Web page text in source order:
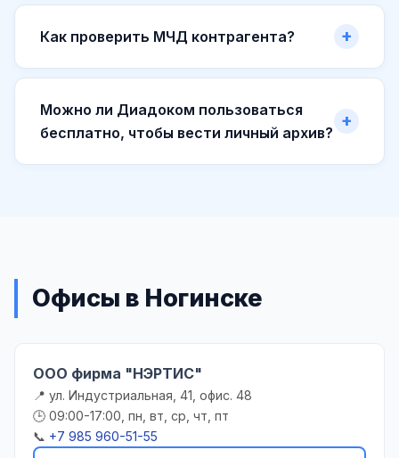
Как проверить МЧД контрагента?
Можно ли Диадоком пользоваться
бесплатно, чтобы вести личный архив?
Офисы в Ногинске
ООО фирма "НЭРТИС"
📍 ул. Индустриальная, 41, офис. 48
🕒 09:00-17:00, пн, вт, ср, чт, пт
📞 +7 985 960-51-55